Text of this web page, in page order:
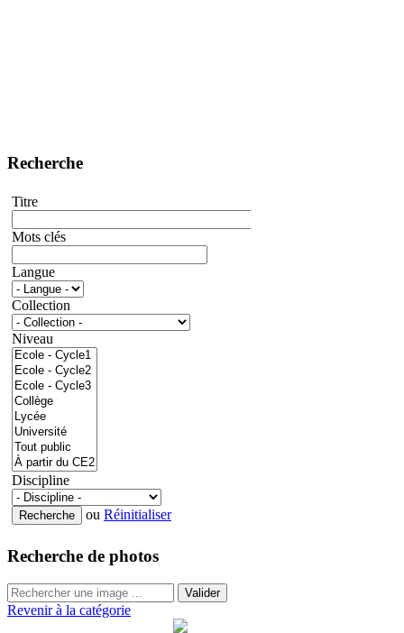
Recherche
Titre
Mots clés
Langue
Collection
Niveau
Discipline
ou Réinitialiser
Recherche de photos
Valider
Revenir à la catégorie